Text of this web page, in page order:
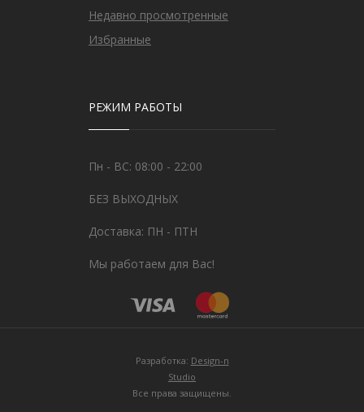
Недавно просмотренные
Избранные
РЕЖИМ РАБОТЫ
Пн - ВС: 08:00 - 22:00
БЕЗ ВЫХОДНЫХ
Доставка: ПН - ПТН
Мы работаем для Вас!
Разработка: Design-n
Studio
Все права защищены.